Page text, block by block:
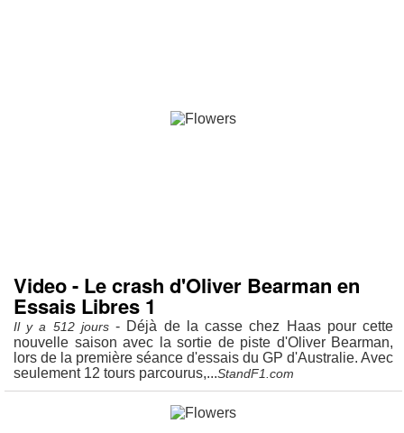
Video - Le crash d'Oliver Bearman en
Essais Libres 1
Il y a 512 jours- Déjà de la casse chez Haas pour cette
nouvelle saison avec la sortie de piste d'Oliver Bearman,
lors de la première séance d'essais du GP d'Australie. Avec
seulement 12 tours parcourus,...StandF1.com